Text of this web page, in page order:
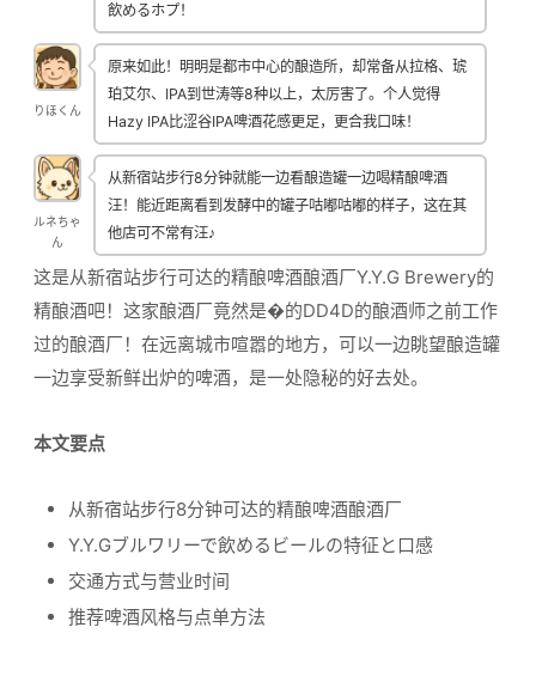
飲めるホプ！
りほくん
原来如此！明明是都市中心的酿造所，却常备从拉格、琥
珀艾尔、IPA到世涛等8种以上，太厉害了。个人觉得
Hazy IPA比涩谷IPA啤酒花感更足，更合我口味！
ルネちゃ
ん
从新宿站步行8分钟就能一边看酿造罐一边喝精酿啤酒
汪！能近距离看到发酵中的罐子咕嘟咕嘟的样子，这在其
他店可不常有汪♪
这是从新宿站步行可达的精酿啤酒酿酒厂Y.Y.G Brewery的
精酿酒吧！这家酿酒厂竟然是�的DD4D的酿酒师之前工作
过的酿酒厂！在远离城市喧嚣的地方，可以一边眺望酿造罐
一边享受新鲜出炉的啤酒，是一处隐秘的好去处。
本文要点
从新宿站步行8分钟可达的精酿啤酒酿酒厂
Y.Y.Gブルワリーで飲めるビールの特征と口感
交通方式与营业时间
推荐啤酒风格与点单方法